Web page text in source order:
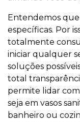
Entendemos
específicas. Por
totalmente
iniciar qualquer
soluções
total
permite lidar
seja em vasos
banheiro ou